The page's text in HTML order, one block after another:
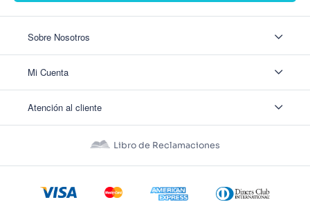
Sobre Nosotros
Nuestas tiendas
Mi Cuenta
Ver mis Pedidos
Recuperar Contraseña
Atención al cliente
Políticas de Privacidad
Políticas de Cookies
Términos y Condiciones Promos
Libro de Reclamaciones